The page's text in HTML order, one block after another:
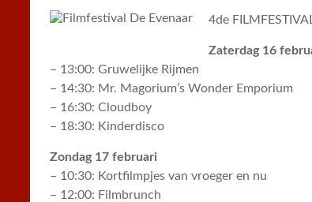
4de
Zaterdag 16
– 13:00: Gruwelijke Rijmen
– 14:30: Mr. Magorium’s Wonder Emporium
– 16:30: Cloudboy
– 18:30: Kinderdisco
Zondag 17 februari
– 10:30: Kortfilmpjes van vroeger en nu
– 12:00: Filmbrunch